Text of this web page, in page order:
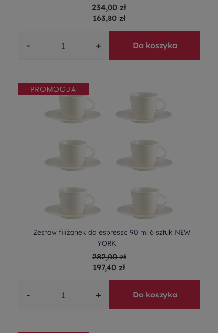
234,00 zł
163,80 zł
- + Do koszyka
Zestaw filiżanek do espresso 90 ml 6 sztuk NEW
YORK
282,00 zł
197,40 zł
- + Do koszyka